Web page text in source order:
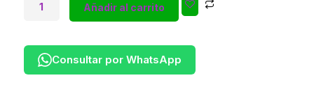
Balanced
Gato
Adulto
Pollo
Añadir al carrito
Consultar por WhatsApp